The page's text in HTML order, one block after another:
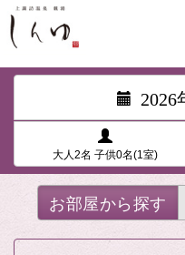
2026
大人2名 子供0名(1室)
お部屋から探す